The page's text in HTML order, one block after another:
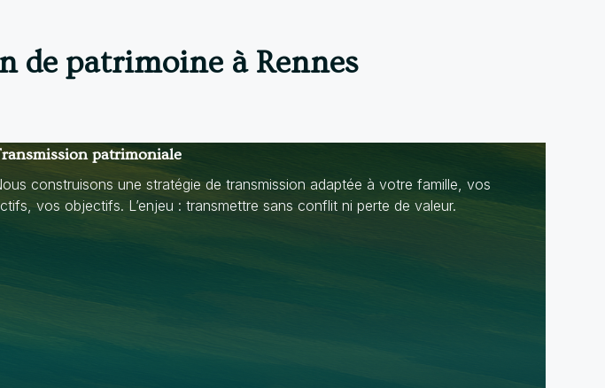
de patrimoine à Rennes
patrimoniale
construisons une stratégie de transmission adaptée à votre famille, vos
vos objectifs. L’enjeu : transmettre sans conflit ni perte de valeur.